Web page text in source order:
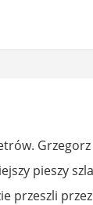
pieszy
przeszli